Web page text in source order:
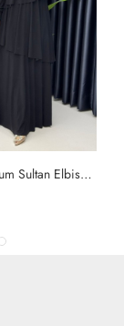
Siyah Premium Sultan Elbise Tesettür Giyim Siyah